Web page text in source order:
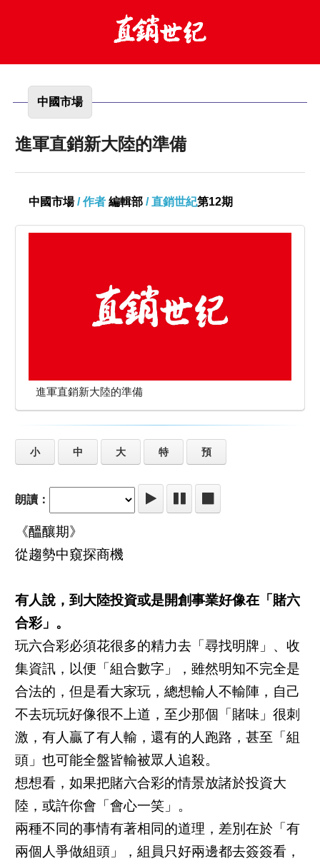
中國市場
進軍直銷新大陸的準備
中國市場/ 作者 編輯部 / 直銷世紀第12期
進軍直銷新大陸的準備
小 中 大 特 預
朗讀：
《醞釀期》
從趨勢中窺探商機
有人說，到大陸投資或是開創事業好像在「賭六
合彩」。
玩六合彩必須花很多的精力去「尋找明牌」、收
集資訊，以便「組合數字」，雖然明知不完全是
合法的，但是看大家玩，總想輸人不輸陣，自己
不去玩玩好像很不上道，至少那個「賭味」很刺
激，有人贏了有人輸，還有的人跑路，甚至「組
頭」也可能全盤皆輸被眾人追殺。
想想看，如果把賭六合彩的情景放諸於投資大
陸，或許你會「會心一笑」。
兩種不同的事情有著相同的道理，差別在於「有
兩個人爭做組頭」，組員只好兩邊都去簽簽看，